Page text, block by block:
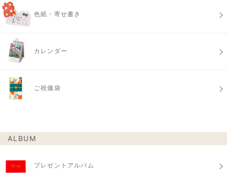
色紙・寄せ書き
カレンダー
ご祝儀袋
ALBUM
プレゼントアルバム